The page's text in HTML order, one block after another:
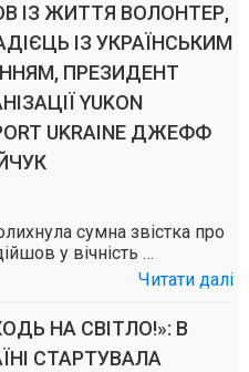
ІЗ ЖИТТЯ ВОЛОНТЕР,
ІЗ УКРАЇНСЬКИМ
ПРЕЗИДЕНТ
YUKON
UKRAINE ДЖЕФФ
сумна звістка про
у вічність …
Читати далі
НА СВІТЛО!»: В
СТАРТУВАЛА